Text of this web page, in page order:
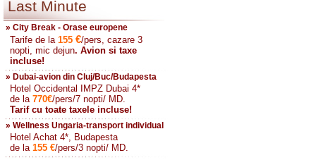
Last Minute
» City Break - Orase europene
Tarife de la 155 €/pers, cazare 3
nopti, mic dejun. Avion si taxe
incluse!
» Dubai-avion din Cluj/Buc/Budapesta
Hotel Occidental IMPZ Dubai 4*
de la 770€/pers/7 nopti/ MD.
Tarif cu toate taxele incluse!
» Wellness Ungaria-transport individual
Hotel Achat 4*, Budapesta
de la 155 €/pers/3 nopti/ MD.